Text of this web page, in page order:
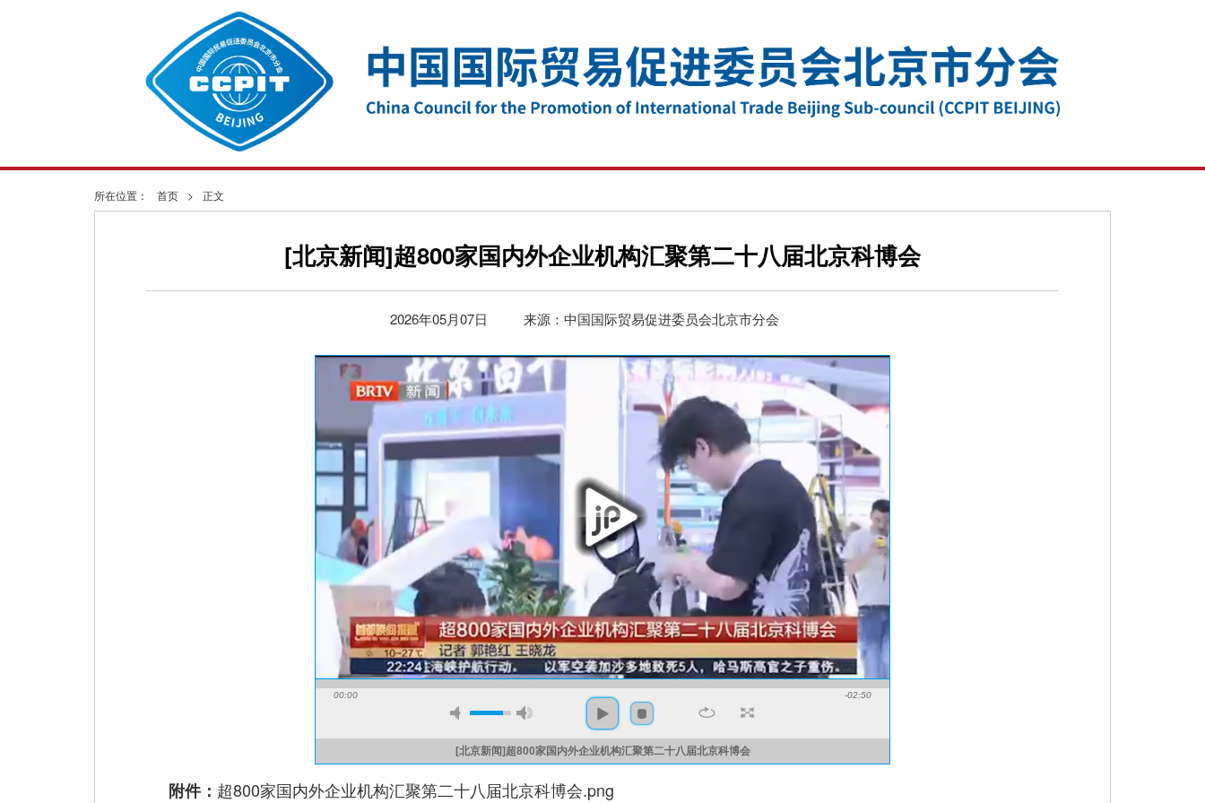
所在位置： 首页 > 正文
[北京新闻]超800家国内外企业机构汇聚第二十八届北京科博会
2026年05月07日 来源：中国国际贸易促进委员会北京市分会
00:00 -02:50
[北京新闻]超800家国内外企业机构汇聚第二十八届北京科博会
附件： 超800家国内外企业机构汇聚第二十八届北京科博会.png